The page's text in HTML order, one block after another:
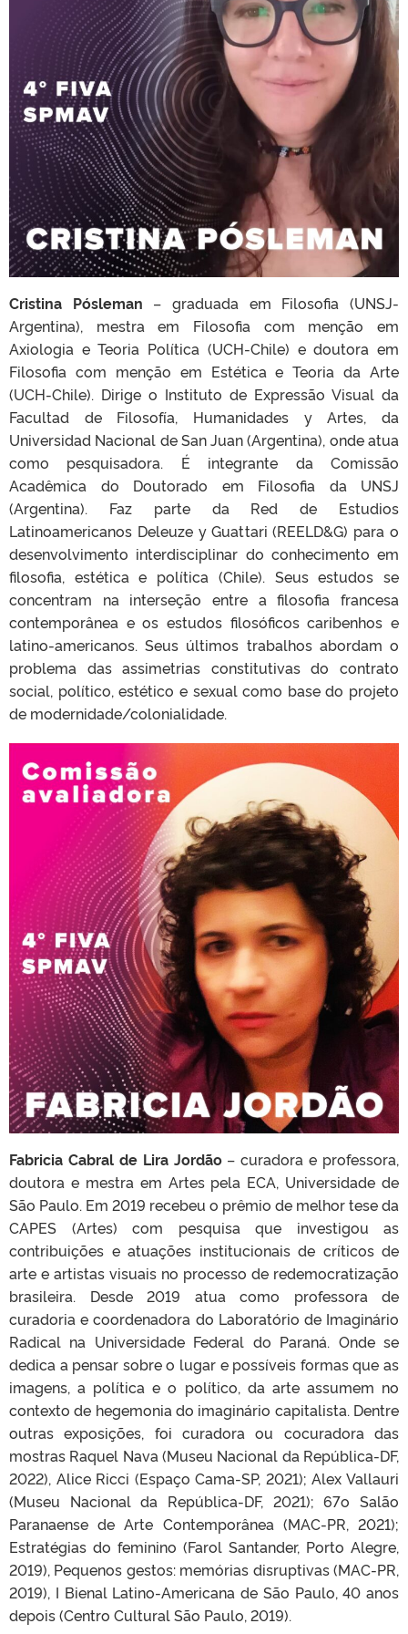
Cristina Pósleman – graduada em Filosofia (UNSJ-
Argentina), mestra em Filosofia com menção em
Axiologia e Teoria Política (UCH-Chile) e doutora em
Filosofia com menção em Estética e Teoria da Arte
(UCH-Chile). Dirige o Instituto de Expressão Visual da
Facultad de Filosofía, Humanidades y Artes, da
Universidad Nacional de San Juan (Argentina), onde atua
como pesquisadora. É integrante da Comissão
Acadêmica do Doutorado em Filosofia da UNSJ
(Argentina). Faz parte da Red de Estudios
Latinoamericanos Deleuze y Guattari (REELD&G) para o
desenvolvimento interdisciplinar do conhecimento em
filosofia, estética e política (Chile). Seus estudos se
concentram na interseção entre a filosofia francesa
contemporânea e os estudos filosóficos caribenhos e
latino-americanos. Seus últimos trabalhos abordam o
problema das assimetrias constitutivas do contrato
social, político, estético e sexual como base do projeto
de modernidade/colonialidade.
Fabricia Cabral de Lira Jordão– curadora e professora,
doutora e mestra em Artes pela ECA, Universidade de
São Paulo. Em 2019 recebeu o prêmio de melhor tese da
CAPES (Artes) com pesquisa que investigou as
contribuições e atuações institucionais de críticos de
arte e artistas visuais no processo de redemocratização
brasileira. Desde 2019 atua como professora de
curadoria e coordenadora do Laboratório de Imaginário
Radical na Universidade Federal do Paraná. Onde se
dedica a pensar sobre o lugar e possíveis formas que as
imagens, a política e o político, da arte assumem no
contexto de hegemonia do imaginário capitalista. Dentre
outras exposições, foi curadora ou cocuradora das
mostras Raquel Nava (Museu Nacional da República-DF,
2022), Alice Ricci (Espaço Cama-SP, 2021); Alex Vallauri
(Museu Nacional da República-DF, 2021); 67o Salão
Paranaense de Arte Contemporânea (MAC-PR, 2021);
Estratégias do feminino (Farol Santander, Porto Alegre,
2019), Pequenos gestos: memórias disruptivas (MAC-PR,
2019), I Bienal Latino-Americana de São Paulo, 40 anos
depois (Centro Cultural São Paulo, 2019).